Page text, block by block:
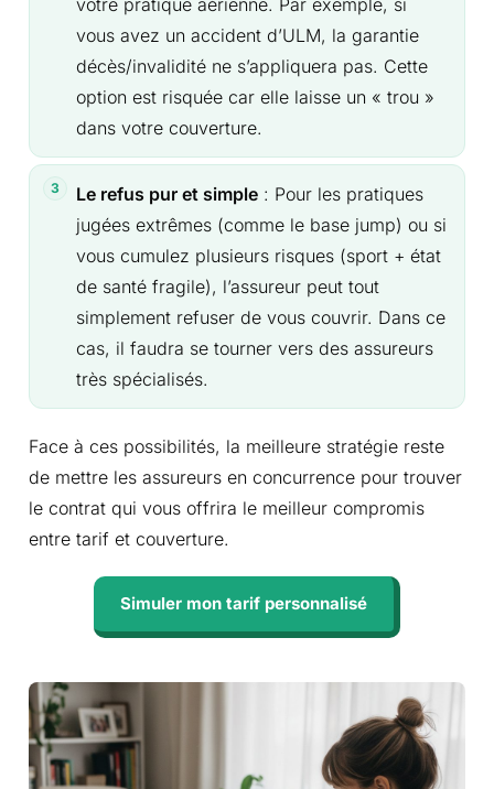
vous avez un accident d’ULM, la garantie
décès/invalidité ne s’appliquera pas. Cette
option est risquée car elle laisse un « trou »
dans votre couverture.
Le refus pur et simple : Pour les pratiques
jugées extrêmes (comme le base jump) ou si
vous cumulez plusieurs risques (sport + état
de santé fragile), l’assureur peut tout
simplement refuser de vous couvrir. Dans ce
cas, il faudra se tourner vers des assureurs
très spécialisés.
Face à ces possibilités, la meilleure stratégie reste
de mettre les assureurs en concurrence pour trouver
le contrat qui vous offrira le meilleur compromis
entre tarif et couverture.
Simuler mon tarif personnalisé